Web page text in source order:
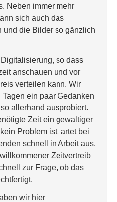
Neben immer mehr
sich auch das
und die Bilder so gänzlich
so dass
anschauen und vor
verteilen kann. Wir
ein paar Gedanken
allerhand ausprobiert.
Zeit ein gewaltiger
Problem ist, artet bei
schnell in Arbeit aus.
Zeitvertreib
zur Frage, ob das
wir hier